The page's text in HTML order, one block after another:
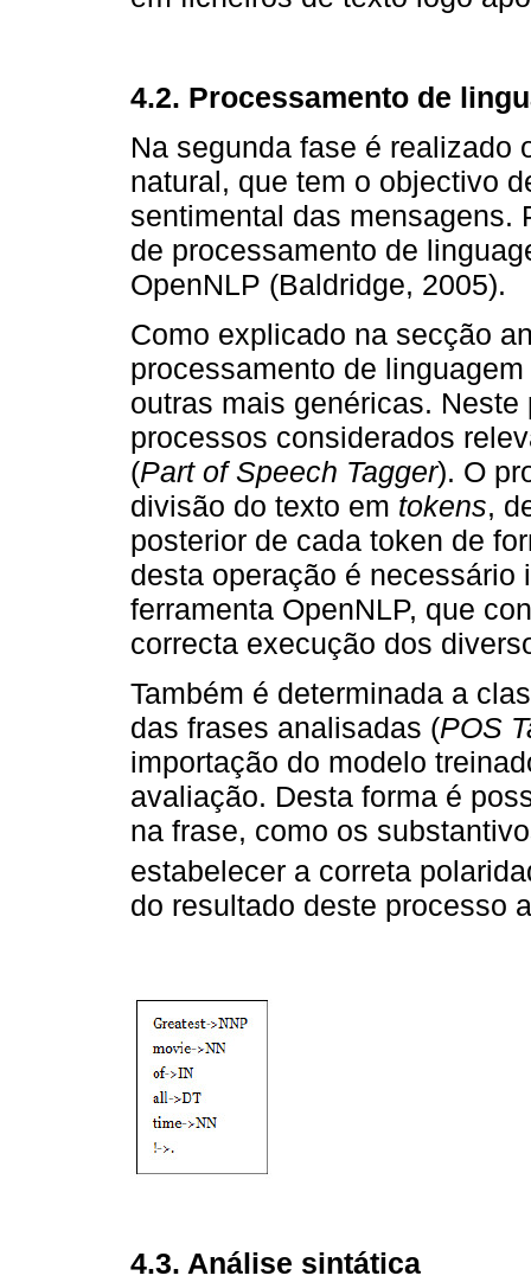
4.2. Processamento de
Na segunda fase é realizado
natural, que tem o objectivo
sentimental das mensagens.
de processamento de
OpenNLP (Baldridge, 2005).
Como explicado na secção
processamento de
outras mais genéricas.
processos considerados
(Part of Speech Tagger). O
divisão do texto em tokens,
posterior de cada token de
desta operação é necessário
ferramenta OpenNLP, que
correcta execução dos
Também é determinada a
das frases analisadas (POS
importação do modelo
avaliação. Desta forma é
na frase, como os
estabelecer a correta
do resultado deste processo
4.3. Análise sintática